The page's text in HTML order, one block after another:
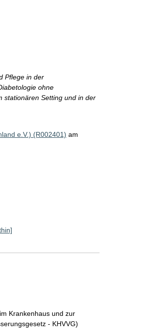
Pflege in der
ohne
stationären Setting und in der
e.V.) (R002401) am
Krankenhaus und zur
- KHVVG)